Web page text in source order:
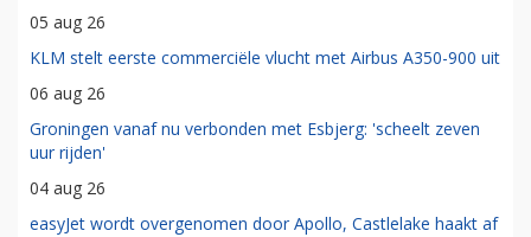
05 aug 26
KLM stelt eerste commerciële vlucht met Airbus A350-900 uit
06 aug 26
Groningen vanaf nu verbonden met Esbjerg: 'scheelt zeven
uur rijden'
04 aug 26
easyJet wordt overgenomen door Apollo, Castlelake haakt af